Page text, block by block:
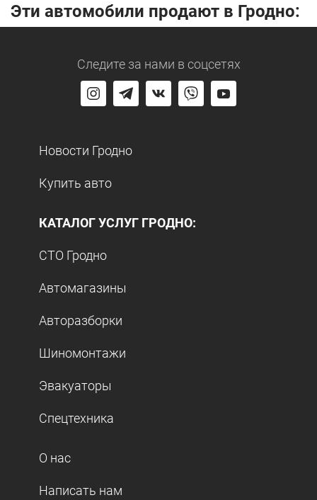
Эти автомобили продают в Гродно:
Следите за нами в соцсетях
Новости Гродно
Купить авто
КАТАЛОГ УСЛУГ ГРОДНО:
СТО Гродно
Автомагазины
Авторазборки
Шиномонтажи
Эвакуаторы
Спецтехника
О нас
Написать нам